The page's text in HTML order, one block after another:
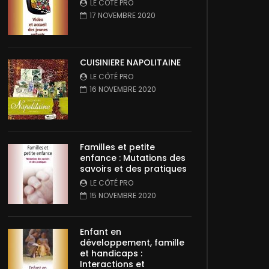
LE CÔTÉ PRO
17 NOVEMBRE 2020
CUISINIERE NAPOLITAINE
LE CÔTÉ PRO
16 NOVEMBRE 2020
Familles et petite
enfance : Mutations des
savoirs et des pratiques
LE CÔTÉ PRO
15 NOVEMBRE 2020
Enfant en
développement, famille
et handicaps :
Interactions et